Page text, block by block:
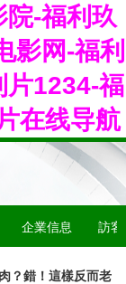
-福利玖
影网-福利
片1234-福
在线导航
企業信息 訪客
？錯！這樣反而老